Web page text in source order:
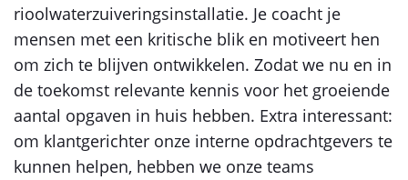
rioolwaterzuiveringsinstallatie. Je coacht je
mensen met een kritische blik en motiveert hen
om zich te blijven ontwikkelen. Zodat we nu en in
de toekomst relevante kennis voor het groeiende
aantal opgaven in huis hebben. Extra interessant:
om klantgerichter onze interne opdrachtgevers te
kunnen helpen, hebben we onze teams